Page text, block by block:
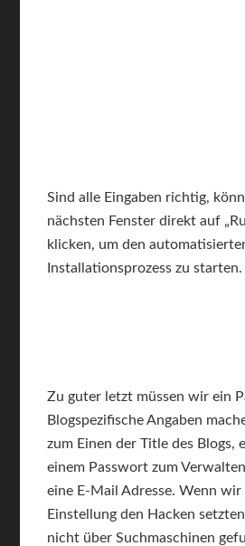
Sind alle Eingaben richtig,
nächsten Fenster direkt auf
klicken, um den
Installationsprozess zu starten.
Zu guter letzt müssen wir ein
Blogspezifische Angaben
zum Einen der Title des Blogs,
einem Passwort zum
eine E-Mail Adresse. Wenn
Einstellung den Hacken
nicht über Suchmaschinen